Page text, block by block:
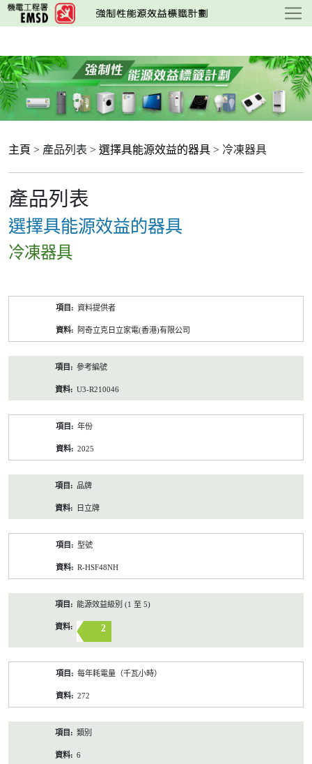
跳
至
要
內
容
主頁 > 產品列表 > 選擇具能源效益的器具 > 冷凍器具
產品列表
選擇具能源效益的器具
冷凍器具
資料提供者
阿奇立克日立家電(香港)有限公司
參考編號
U3-R210046
年份
2025
品牌
日立牌
型號
R-HSF48NH
能源效益級別 (1 至 5)
2
每年耗電量（千瓦小時）
272
類別
6